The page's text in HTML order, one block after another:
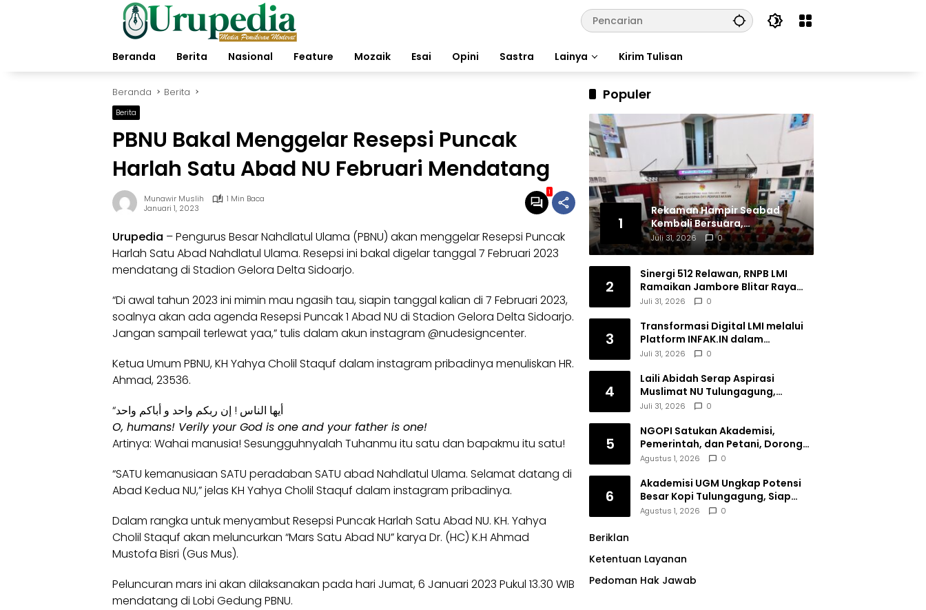
Beranda
Berita Nasional Feature Mozaik Esai Opini Sastra Lainya Kirim Tulisan
Beranda Berita
Berita
PBNU Bakal Menggelar Resepsi Puncak
Harlah Satu Abad NU Februari Mendatang
Munawir Muslih
1 Min Baca
Januari 1, 2023
1
Urupedia – Pengurus Besar Nahdlatul Ulama (PBNU) akan menggelar Resepsi Puncak
Harlah Satu Abad Nahdlatul Ulama. Resepsi ini bakal digelar tanggal 7 Februari 2023
mendatang di Stadion Gelora Delta Sidoarjo.
“Di awal tahun 2023 ini mimin mau ngasih tau, siapin tanggal kalian di 7 Februari 2023,
soalnya akan ada agenda Resepsi Puncak1 Abad NU di Stadion Gelora Delta Sidoarjo.
Jangan sampail terlewat yaa,” tulis dalam akun instagram @nudesigncenter.
Ketua Umum PBNU,KH Yahya Cholil Staquf dalam instagram pribadinya menuliskan HR.
Ahmad, 23536.
“أيها الناس ! إن ربكم واحد و أباكم واحد
O, humans! Verily your God is one and your father is one!
Artinya: Wahai manusia! Sesungguhnyalah Tuhanmu itu satu dan bapakmu itu satu!
“SATU kemanusiaan SATU peradaban SATU abad Nahdlatul Ulama. Selamat datang di
Abad Kedua NU,” jelas KH Yahya Cholil Staquf dalam instagram pribadinya.
Dalam rangka untuk menyambut Resepsi Puncak Harlah Satu Abad NU. KH. Yahya
Cholil Staquf akan meluncurkan “Mars Satu Abad NU” karya Dr. (HC) K.H Ahmad
Mustofa Bisri (Gus Mus).
Peluncuran mars ini akan dilaksanakan pada hari Jumat, 6 Januari 2023 Pukul 13.30 WIB
mendatang di Lobi Gedung PBNU.
Populer
1
Rekaman Hampir Seabad
Kembali Bersuara,
Masyarakat Flores Hidupkan
Lagi Ingatan Leluhur
Juli 31, 2026 0
2
Sinergi 512 Relawan, RNPB LMI
Ramaikan Jambore Blitar Raya
2026
Juli 31, 2026 0
3
Transformasi Digital LMI melalui
Platform INFAK.IN dalam
Meningkatkan Penghimpunan
Juli 31, 2026 0
4
Laili Abidah Serap Aspirasi
Muslimat NU Tulungagung,
Dorong Penguatan Peran
Juli 31, 2026 0
5
NGOPI Satukan Akademisi,
Pemerintah, dan Petani, Dorong
Konservasi Hutan serta Daya
Agustus 1, 2026 0
6
Akademisi UGM Ungkap Potensi
Besar Kopi Tulungagung, Siap
Bersaing di Pasar Nasional hingga
Agustus 1, 2026 0
Beriklan
Ketentuan Layanan
Pedoman Hak Jawab